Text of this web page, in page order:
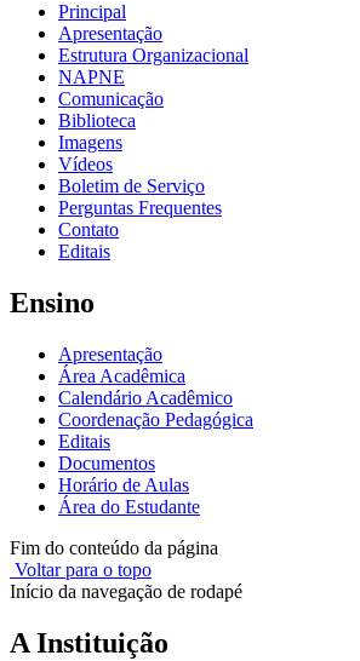
Principal
Apresentação
Estrutura Organizacional
NAPNE
Comunicação
Biblioteca
Imagens
Vídeos
Boletim de Serviço
Perguntas Frequentes
Contato
Editais
Ensino
Apresentação
Área Acadêmica
Calendário Acadêmico
Coordenação Pedagógica
Editais
Documentos
Horário de Aulas
Área do Estudante
Fim do conteúdo da página
Voltar para o topo
Início da navegação de rodapé
A Instituição